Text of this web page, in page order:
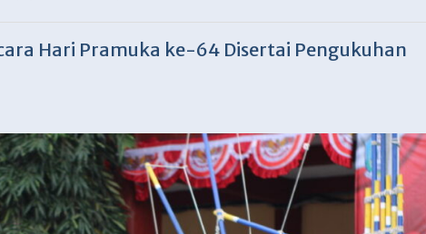
Hari Pramuka ke-64 Disertai Pengukuhan